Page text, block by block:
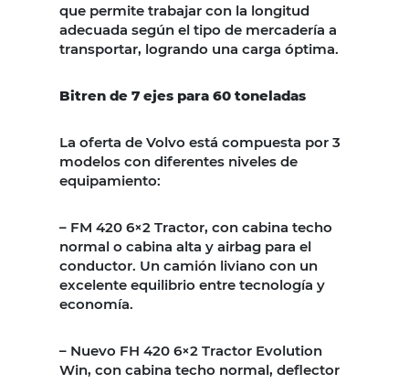
que permite trabajar con la longitud
adecuada según el tipo de mercadería a
transportar, logrando una carga óptima.
Bitren de 7 ejes para 60 toneladas
La oferta de Volvo está compuesta por 3
modelos con diferentes niveles de
equipamiento:
– FM 420 6×2 Tractor, con cabina techo
normal o cabina alta y airbag para el
conductor. Un camión liviano con un
excelente equilibrio entre tecnología y
economía.
– Nuevo FH 420 6×2 Tractor Evolution
Win, con cabina techo normal, deflector